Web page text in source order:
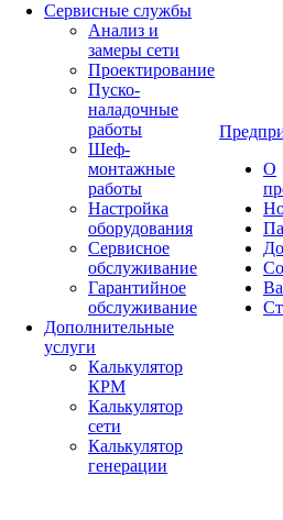
Сервисные службы
Анализ и
замеры сети
Проектирование
Пуско-
наладочные
работы
Шеф-
монтажные
работы
Настройка
оборудования
Сервисное
обслуживание
Гарантийное
обслуживание
Дополнительные
услуги
Калькулятор
КРМ
Калькулятор
сети
Калькулятор
генерации
О